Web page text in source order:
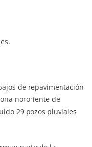
de repavimentación
nororiente del
29 pozos pluviales